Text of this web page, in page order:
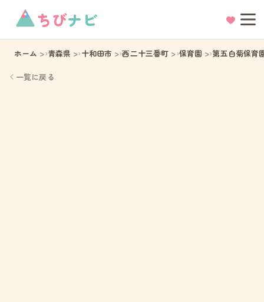
ちびナビ
ホーム 青森県 十和田市 西二十三番町 保育園 第五白菊保育
一覧に戻る